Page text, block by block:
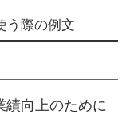
う際の例文
績向上のために